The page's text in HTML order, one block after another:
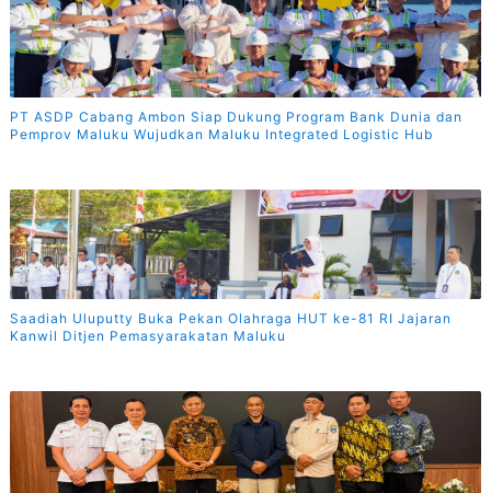
PT ASDP Cabang Ambon Siap Dukung Program Bank Dunia dan
Pemprov Maluku Wujudkan Maluku Integrated Logistic Hub
Saadiah Uluputty Buka Pekan Olahraga HUT ke-81 RI Jajaran
Kanwil Ditjen Pemasyarakatan Maluku